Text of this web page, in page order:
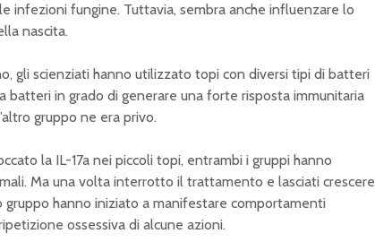
infezioni fungine. Tuttavia, sembra anche influenzare lo
nascita.
gli scienziati hanno utilizzato topi con diversi tipi di batteri
batteri in grado di generare una forte risposta immunitaria
gruppo ne era privo.
la IL-17a nei piccoli topi, entrambi i gruppi hanno
Ma una volta interrotto il trattamento e lasciati crescere
hanno iniziato a manifestare comportamenti
ossessiva di alcune azioni.